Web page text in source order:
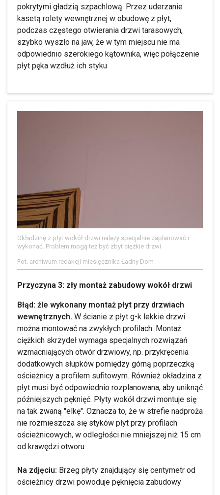
pokrytymi gładzią szpachlową. Przez uderzanie
kasetą rolety wewnętrznej w obudowę z płyt,
podczas częstego otwierania drzwi tarasowych,
szybko wyszło na jaw, że w tym miejscu nie ma
odpowiednio szerokiego kątownika, więc połączenie
płyt pęka wzdłuż ich styku
Okładzinę z płyt wokół drzwi należy specjalnie zaplanować i
wykonać. Problem mogą też być zbyt ciężkie drzwi
Fot. archiwum redakcji miesięcznika Ładny Dom
Przyczyna 3: zły montaż zabudowy wokół drzwi
Błąd: źle wykonany montaż płyt przy drzwiach
wewnętrznych. W ścianie z płyt g-k lekkie drzwi
można montować na zwykłych profilach. Montaż
ciężkich skrzydeł wymaga specjalnych rozwiązań
wzmacniających otwór drzwiowy, np. przykręcenia
dodatkowych słupków pomiędzy górną poprzeczką
ościeżnicy a profilem sufitowym. Również okładzina z
płyt musi być odpowiednio rozplanowana, aby uniknąć
późniejszych pęknięć. Płyty wokół drzwi montuje się
na tak zwaną "elkę". Oznacza to, że w strefie nadproża
nie rozmieszcza się styków płyt przy profilach
ościeżnicowych, w odległości nie mniejszej niż 15 cm
od krawędzi otworu.
Na zdjęciu: Brzeg płyty znajdujący się centymetr od
ościeżnicy drzwi powoduje pęknięcia zabudowy